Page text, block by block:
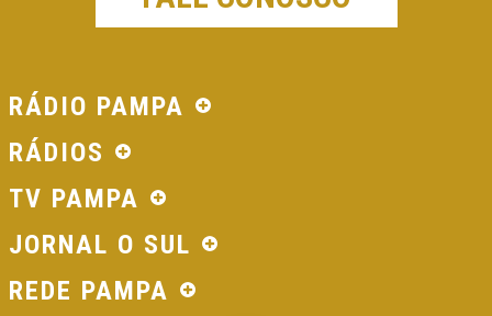
RÁDIO PAMPA
RÁDIOS
TV PAMPA
JORNAL O SUL
REDE PAMPA